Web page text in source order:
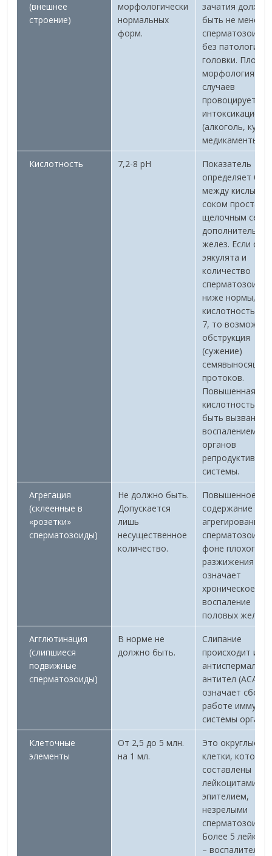
(внешнее
строение)
морфологически
нормальных
форм.
зачатия должно
быть не менее
сперматозоидов
без патологий
головки. Плохая
морфология в
случаев
провоцируется
интоксикацией
(алкоголь,
медикаменты).
Кислотность 7,2-8 pH
Показатель
определяет
между кислым
соком
щелочным
дополнительных
желез. Если
эякулята и
количество
сперматозоидов
ниже нормы, а
кислотность
7, то возможна
обструкция
(сужение)
семявыносящих
протоков.
Повышенная
кислотность
быть вызвана
воспалением
органов
репродуктивной
системы.
Агрегация
(склеенные в
«розетки»
сперматозоиды)
Не должно быть.
Допускается
лишь
несущественное
количество.
Повышенное
содержание
агрегированных
фоне плохого
разжижения
означает
хроническое
воспаление
половых желез.
Агглютинация
(слипшиеся
подвижные
сперматозоиды)
В норме не
должно быть.
Слипание
происходит из-
антител (АСАТ).
означает сбой в
работе
системы
Клеточные
элементы
От 2,5 до 5 млн.
на 1 мл.
Это округлые
клетки, которые
составлены
лейкоцитами,
эпителием,
незрелыми
Более 5
–